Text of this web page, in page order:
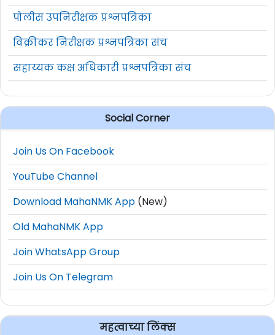
पोलीस उपनिरीक्षक प्रश्नपत्रिका
विक्रीकर निरीक्षक प्रश्नपत्रिका संच
सहाय्यक कक्ष अधिकारी प्रश्नपत्रिका संच
Social Corner
Join Us On Facebook
YouTube Channel
Download MahaNMK App (New)
Old MahaNMK App
Join WhatsApp Group
Join Us On Telegram
महत्वाच्या लिंक्स